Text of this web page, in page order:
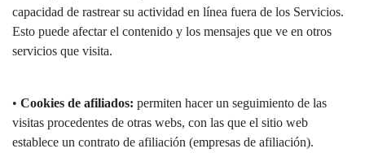
capacidad de rastrear su actividad en línea fuera de los Servicios.
Esto puede afectar el contenido y los mensajes que ve en otros
servicios que visita.
• Cookies de afiliados: permiten hacer un seguimiento de las
visitas procedentes de otras webs, con las que el sitio web
establece un contrato de afiliación (empresas de afiliación).